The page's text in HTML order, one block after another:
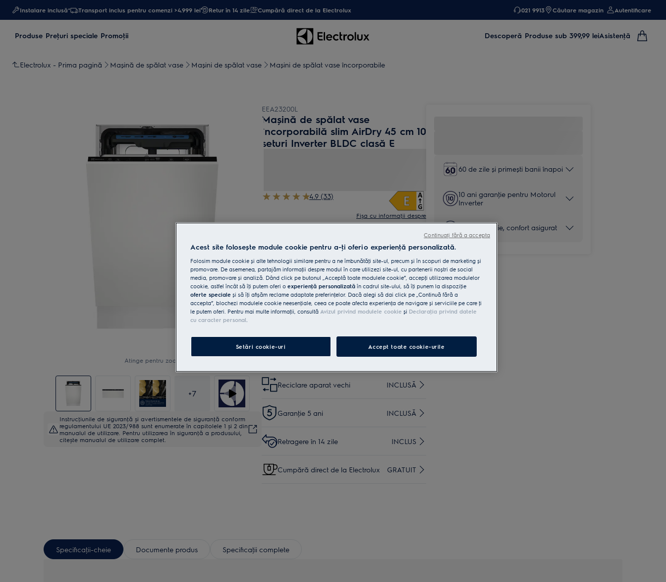
Instalare inclusă* Transport inclus pentru comenzi >4.999 lei Retur în 14 zile Cumpără direct de la Electrolux 021 9913 Căutare magazin Autentificare
Produse Preţuri speciale Promoţii Descoperă Produse sub 399,99 leiAsistenţă
Electrolux - Prima pagină Mașină de spălat vase Maşini de spălat vase Mașini de spălat vase încorporabile
Atinge pentru zoom
+7
Instrucţiunile de siguranţă și avertismentele de siguranţă conform
regulamentului UE 2023/988 sunt enumerate în capitolele 1 și 2 din
manualul de utilizare. Pentru utilizarea în siguranţă a produsului,
citește manualul de utilizare complet.
EEA23200L
Mașină de spălat vase
încorporabilă slim AirDry 45 cm 10
seturi Inverter BLDC clasă E
4.9 (33)
Fișa cu informaţii despre
produs
Mașina de spălat AirDry 300 usucă vasele de până la
trei ori mai eficient cu ajutorul fluxului de aer natural
Tehnologia inteligentă AirDry folosește fluxul de aer
natural pentru vase perfect uscate.
Toate ustensilele din bucătărie încap în sertarul mașinii
de spălat vase 700 MaxiFlex.
Cumpără de pe www.electrolux.ro și primești:
Instalare* INCLUSĂ
Reciclare aparat vechi INCLUSĂ
Garanţie 5 ani INCLUSĂ
Retragere în 14 zile INCLUS
Cumpără direct de la Electrolux GRATUIT
60 de zile și primești banii înapoi
10 ani garanţie pentru Motorul
Inverter
5 ani garanţie, confort asigurat
Specificaţii-cheie Documente produs Specificaţii complete
Acest site folosește module cookie pentru a-ţi oferi o experienţă personalizată.
Folosim module cookie și alte tehnologii similare pentru a ne îmbunătăţi site-ul, precum și în scopuri de marketing și
promovare. De asemenea, partajăm informaţii despre modul în care utilizezi site-ul, cu partenerii noștri de social
media, promovare și analiză. Dând click pe butonul „Acceptă toate modulele cookie”, accepţi utilizarea modulelor
cookie, astfel încât să îţi putem oferi o experienţă personalizată în cadrul site-ului, să îţi punem la dispoziţie
oferte speciale și să îţi afișăm reclame adaptate preferinţelor. Dacă alegi să dai click pe „Continuă fără a
accepta”, blochezi modulele cookie neesenţiale, ceea ce poate afecta experienţa de navigare și serviciile pe care ţi
le putem oferi. Pentru mai multe informaţii, consultă Avizul privind modulele cookie și Declaraţia privind datele
cu caracter personal.
Setări cookie-uri Accept toate cookie-urile
Continuați fără a accepta